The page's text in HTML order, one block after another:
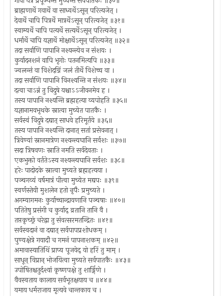
ब्राह्मणार्थे गवार्थे वा साध्वर्थेऽसून् परित्यजेत् ।
देवार्थे चापि पित्रर्थे मात्रर्थेऽसून् परित्यजेत् ॥३१॥
स्वाम्यर्थे चापि पत्यर्थे सत्यर्थेऽसून् परित्यजेत् ।
धर्मार्थे चापि यज्ञार्थे मोक्षार्थेऽसून् परित्यजेत् ॥३२॥
तदा सर्वाणि पापानि नश्यन्त्येव न संशयः ।
कुर्यादनशनं वापि भृगोः पतनमित्यपि ॥३३॥
ज्वलन्तं वा विशेदग्निं जलं तीर्थे विशेच्च वा ।
तदा सर्वाणि पापानि विनश्यन्ति न संशयः ॥३४॥
दत्वा चाऽन्नं तु विदुषे यश्चाऽऽजीवनमेव ह ।
तस्य पापानि नश्यन्ति ब्रह्महत्या व्यपोहति ॥३५॥
यज्ञानामवभृथके स्नात्वा मुच्येत पातकैः ।
सर्वस्वं विदुषे दद्यात् साधवे हरिमूर्तये ॥३६॥
तस्य पापानि नश्यन्ति दानात् सतां प्रसेवनात् ।
त्रिवेण्यां स्नानमात्रेण नश्यन्त्यघानि सर्वशः ॥३७॥
सदा त्रिषवणः स्नाति नमति सर्वदेवताः ।
एकभुक्तो वर्ततेऽस्य नश्यन्त्यघानि सर्वशः ॥३८॥
हरेः पादोदके स्नात्वा मुच्यते ब्रह्महत्यया ।
पञ्चगव्यं वर्षमात्रं पीत्वा मुच्येत मद्यपः ॥३९॥
स्वर्णस्तेयी मुशलेन हतो नृपैः प्रमुच्यते ।
अगम्यागमनः कुर्याच्चान्द्रायणानि पञ्चषाः ॥४०॥
पतितेषु प्रसंगी च कुर्याद् व्रतानि तानि वै ।
तप्तकृच्छ्रं चरेद्वा तु संवत्सरमतन्द्रितः ॥४१॥
सर्वस्वदानं वा दद्यात् सर्वपापप्रशोधकम् ।
पुण्यक्षेत्रे गयादौ च गमनं पापनाशकम् ॥४२॥
अमावास्यातिथिं प्राप्य पूजयेद् यो हरिं तु माम् ।
साधून् विप्रान् भोजयित्वा मुच्यते सर्वपातकैः ॥४३॥
उपोषितश्चतुर्दश्यां कृष्णपक्षे तु शार्ङ्गिणे ।
वैवस्वताय कालाय सर्वभूतक्षयाय च ॥४४॥
यमाय धर्मराजाय मृत्यवे चान्तकाय च ।